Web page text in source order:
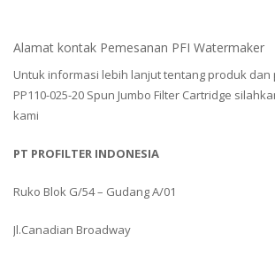
Alamat kontak Pemesanan PFI Watermaker
Untuk informasi lebih lanjut tentang produk
PP110-025-20 Spun Jumbo Filter Cartridge
kami
PT PROFILTER INDONESIA
Ruko Blok G/54 – Gudang A/01
Jl.Canadian Broadway